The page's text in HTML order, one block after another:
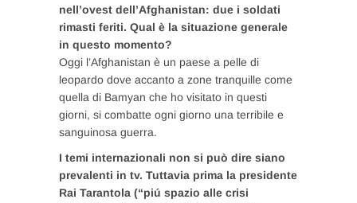
nell’ovest dell’Afghanistan: due i soldati
rimasti feriti. Qual è la situazione generale
in questo momento?
Oggi l’Afghanistan è un paese a pelle di
leopardo dove accanto a zone tranquille come
quella di Bamyan che ho visitato in questi
giorni, si combatte ogni giorno una terribile e
sanguinosa guerra.
I temi internazionali non si può dire siano
prevalenti in tv. Tuttavia prima la presidente
Rai Tarantola (“piú spazio alle crisi